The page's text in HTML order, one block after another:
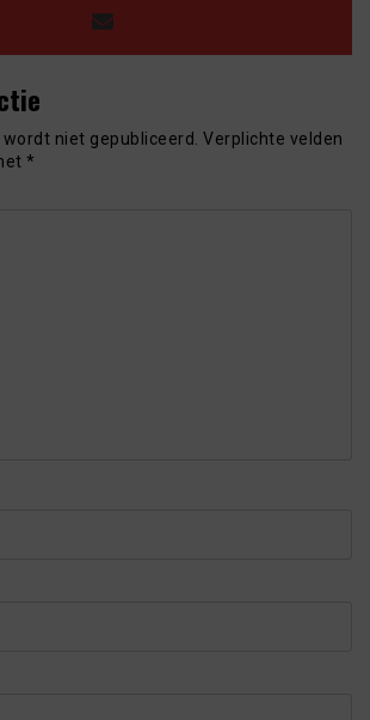
niet gepubliceerd. Verplichte velden
*